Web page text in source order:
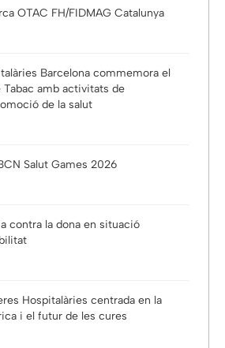
OTAC FH/FIDMAG Catalunya
Barcelona commemora el
Tabac amb activitats de
de la salut
Salut Games 2026
contra la dona en situació
Hospitalàries centrada en la
i el futur de les cures